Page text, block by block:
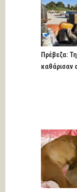
Πρέβεζα:
καθάρισαν